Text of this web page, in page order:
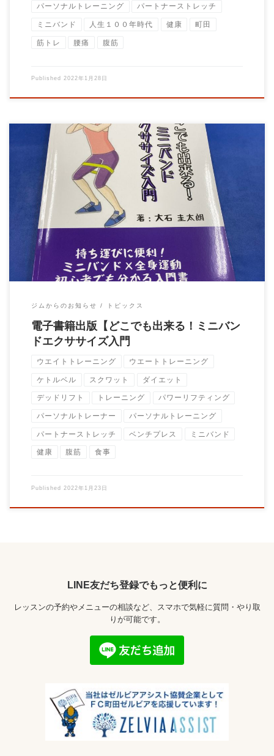
パーソナルトレーニング パートナーストレッチ
ミニバンド 人生１００年時代 健康 町田
筋トレ 腰痛 腹筋
Published 2022年1月28日
トレーナー大石圭太朗の自著が出版されました。 普段、指導で
お伝えしたい事をまとめております。 Ama […]
ジムからのお知らせ トピックス
電子書籍出版【どこでも出来る！ミニバン
ドエクササイズ入門
ウエイトトレーニング ウエートトレーニング
ケトルベル スクワット ダイエット
デッドリフト トレーニング パワーリフティング
パーソナルトレーナー パーソナルトレーニング
パートナーストレッチ ベンチプレス ミニバンド
健康 腹筋 食事
Published 2022年1月23日
LINE友だち登録でもっと便利に
レッスンの予約やメニューの相談など、スマホで気軽に質問・やり取
りが可能です。